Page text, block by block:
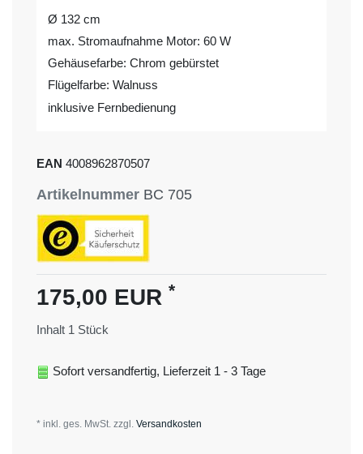
Ø 132 cm
max. Stromaufnahme Motor: 60 W
Gehäusefarbe: Chrom gebürstet
Flügelfarbe: Walnuss
inklusive Fernbedienung
EAN 4008962870507
Artikelnummer BC 705
175,00 EUR *
Inhalt 1 Stück
Sofort versandfertig, Lieferzeit 1 - 3 Tage
* inkl. ges. MwSt. zzgl. Versandkosten